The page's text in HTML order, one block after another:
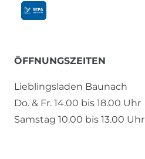
ÖFFNUNGSZEITEN
Lieblingsladen Baunach
Do. & Fr. 14.00 bis 18.00 Uhr
Samstag 10.00 bis 13.00 Uhr